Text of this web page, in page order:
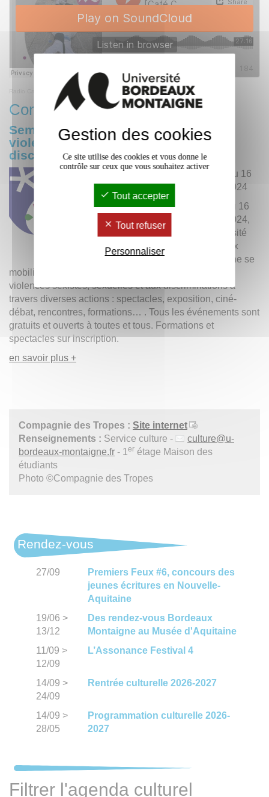
Radio Campus Bordeaux · [Café Campus] Interview : La compagnie des Tropes
Consultez le programme
Semaine de sensibilisation aux
violences sexistes, sexuelles et aux
discriminations
Du 12 au 16
février 2024
Du 12 au 16
février 2024,
l'Université
Bordeaux
Montaigne se
mobilise autour d'une semaine de sensibilisation aux
violences sexistes, sexuelles et aux discriminations à
travers diverses actions : spectacles, exposition, ciné-
débat, rencontres, formations… . Tous les événements sont
gratuits et ouverts à toutes et tous. Formations et
spectacles sur inscription.
en savoir plus +
Compagnie des Tropes : Site internet
Renseignements : Service culture - culture@u-
bordeaux-montaigne.fr - 1 er étage Maison des
étudiants
Photo ©Compagnie des Tropes
Rendez-vous
27/09
Premiers Feux #6, concours des
jeunes écritures en Nouvelle-
Aquitaine
19/06 >
13/12
Des rendez-vous Bordeaux
Montaigne au Musée d'Aquitaine
11/09 >
12/09
L’Assonance Festival 4
14/09 >
24/09
Rentrée culturelle 2026-2027
14/09 >
28/05
Programmation culturelle 2026-
2027
Filtrer l'agenda culturel
Gestion des cookies
Ce site utilise des cookies et vous donne le
contrôle sur ceux que vous souhaitez activer
Tout accepter
Tout refuser
Personnaliser